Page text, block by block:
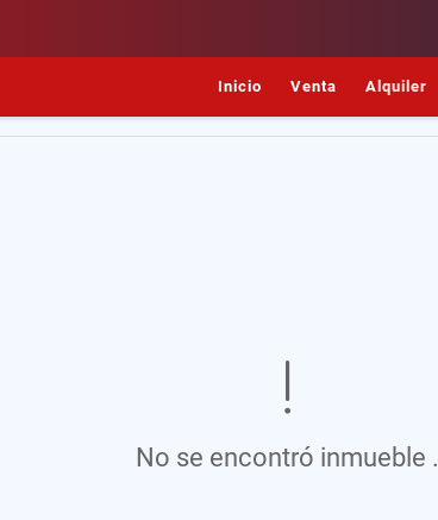
Inicio Venta Alquiler
No se encontró inmueble .